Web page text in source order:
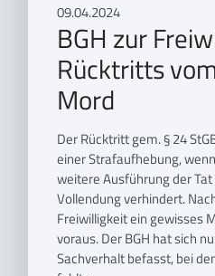
09.04.2024
BGH zur
Rücktritts
Mord
Der Rücktritt gem. § 24
einer Strafaufhebung,
weitere Ausführung der
Vollendung verhindert.
Freiwilligkeit ein gewisses
voraus. Der BGH hat sich
Sachverhalt befasst, bei